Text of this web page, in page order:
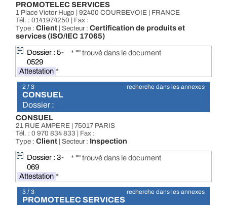
PROMOTELEC SERVICES
1 Place Victor Hugo | 92400 COURBEVOIE | FRANCE
Tél. : 0141974250 | Fax :
Type : Client | Secteur : Certification de produits et
services (ISO/IEC 17065)
Dossier : 5-
0529
Attestation *
* "" trouvé dans le document
2 / 3 recherche dans les annexes
CONSUEL
Dossier :
CONSUEL
21 RUE AMPERE | 75017 PARIS
Tél. : 0 970 834 833 | Fax :
Type : Client | Secteur : Inspection
Dossier : 3-
069
Attestation *
* "" trouvé dans le document
3 / 3 recherche dans les annexes
PROMOTELEC SERVICES